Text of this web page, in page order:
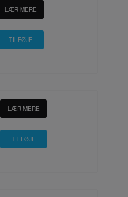
LÆR MERE
LÆR MERE